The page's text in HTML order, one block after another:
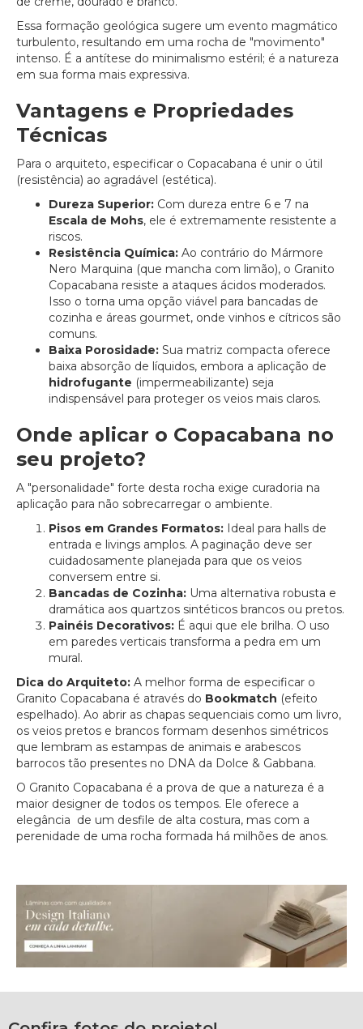
Essa formação geológica sugere um evento magmático
turbulento, resultando em uma rocha de "movimento"
intenso. É a antítese do minimalismo estéril; é a natureza
em sua forma mais expressiva.
Vantagens e Propriedades
Técnicas
Para o arquiteto, especificar o Copacabana é unir o útil
(resistência) ao agradável (estética).
Dureza Superior: Com dureza entre 6 e 7 na
Escala de Mohs, ele é extremamente resistente a
riscos.
Resistência Química: Ao contrário do Mármore
Nero Marquina (que mancha com limão), o Granito
Copacabana resiste a ataques ácidos moderados.
Isso o torna uma opção viável para bancadas de
cozinha e áreas gourmet, onde vinhos e cítricos são
comuns.
Baixa Porosidade: Sua matriz compacta oferece
baixa absorção de líquidos, embora a aplicação de
hidrofugante (impermeabilizante) seja
indispensável para proteger os veios mais claros.
Onde aplicar o Copacabana no
seu projeto?
A "personalidade" forte desta rocha exige curadoria na
aplicação para não sobrecarregar o ambiente.
Pisos em Grandes Formatos: Ideal para halls de
entrada e livings amplos. A paginação deve ser
cuidadosamente planejada para que os veios
conversem entre si.
Bancadas de Cozinha: Uma alternativa robusta e
dramática aos quartzos sintéticos brancos ou pretos.
Painéis Decorativos: É aqui que ele brilha. O uso
em paredes verticais transforma a pedra em um
mural.
Dica do Arquiteto: A melhor forma de especificar o
Granito Copacabana é através do Bookmatch (efeito
espelhado). Ao abrir as chapas sequenciais como um livro,
os veios pretos e brancos formam desenhos simétricos
que lembram as estampas de animais e arabescos
barrocos tão presentes no DNA da Dolce & Gabbana.
O Granito Copacabana é a prova de que a natureza é a
maior designer de todos os tempos. Ele oferece a
elegância de um desfile de alta costura, mas com a
perenidade de uma rocha formada há milhões de anos.